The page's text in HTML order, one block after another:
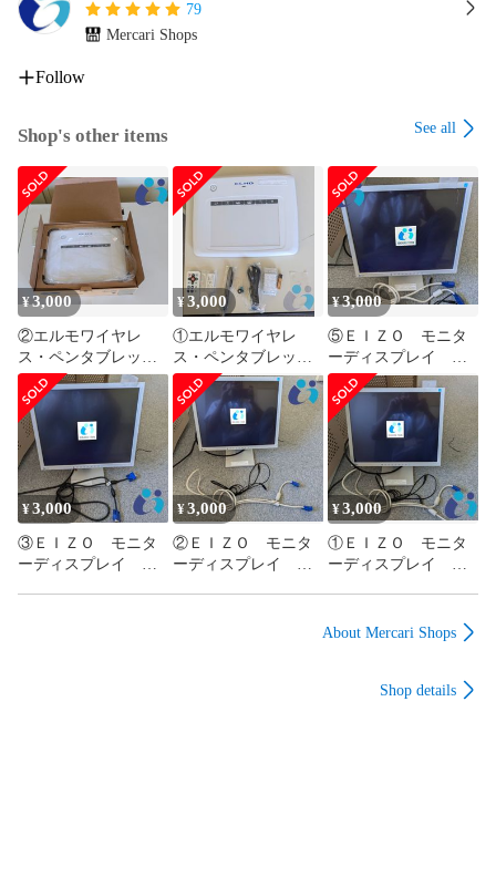
79
Mercari Shops
Follow
Shop's other items See all
¥3,000
②エルモワイヤレ
ス・ペンタブレッ
ト ＣＲＡ－１
¥3,000
①エルモワイヤレ
ス・ペンタブレッ
ト ＣＲＡ－１
¥3,000
⑤ＥＩＺＯ モニタ
ーディスプレイ Ｆ
ｌｅｘＳｃａｎ Ｓ
１７０３（箱無し）
¥3,000
③ＥＩＺＯ モニタ
ーディスプレイ Ｆ
¥3,000
②ＥＩＺＯ モニタ
ーディスプレイ Ｆ
¥3,000
①ＥＩＺＯ モニタ
ーディスプレイ Ｆ
About Mercari Shops
Shop details